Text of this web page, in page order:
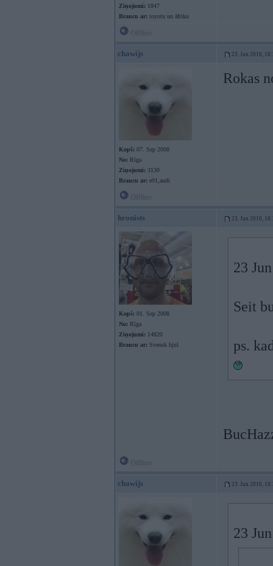
Ziņojumi: 1847
Braucu ar: toyotu un āfriku
chawijs 23. Jun 2010,
Kopš: 07. Sep 2008
No: Rīga
Ziņojumi: 3130
Braucu ar: e91,audi
Rokas
hronists 23. Jun 2010,
Kopš: 01. Sep 2008
No: Rīga
Ziņojumi: 14820
Braucu ar: Svensk hjul
23
Seit
ps.
chawijs 23. Jun 2010,
23